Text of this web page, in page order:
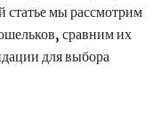
статье мы рассмотрим
сравним их
для выбора